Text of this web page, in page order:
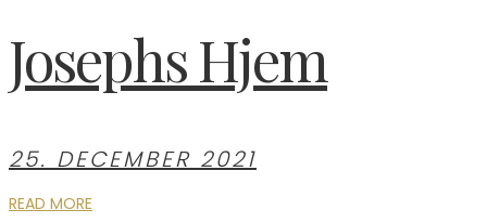
Josephs Hjem
25. DECEMBER 2021
READ MORE